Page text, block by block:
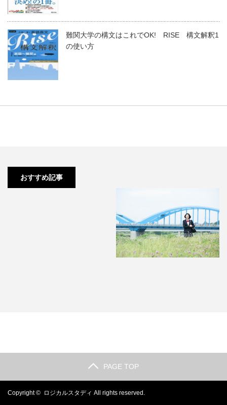
難関大学の構文はこれでOK! RISE 構文解釈1
の使い方
おすすめ記事
【1浪】単語と熟語も全部わかる
のに英語の長文が読めないの…
PAGE TOP
Copyright © ロジカルスタディ All rights reserved.